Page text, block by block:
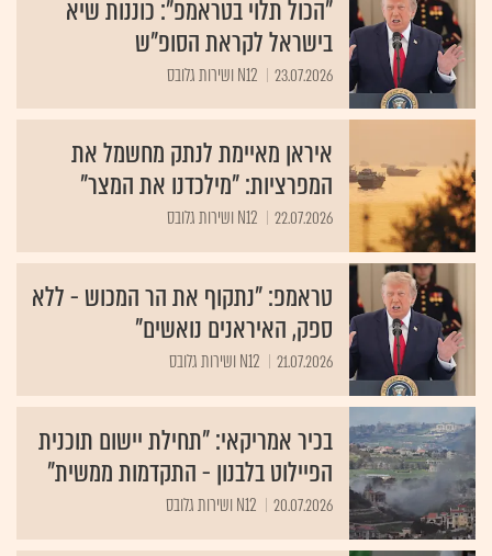
"הכול תלוי בטראמפ": כוננות שיא
בישראל לקראת הסופ"ש
23.07.2026 N12 ושירות גלובס
איראן מאיימת לנתק מחשמל את
המפרציות: "מילכדנו את המצר"
22.07.2026 N12 ושירות גלובס
טראמפ: "נתקוף את הר המכוש - ללא
ספק, האיראנים נואשים"
21.07.2026 N12 ושירות גלובס
בכיר אמריקאי: "תחילת יישום תוכנית
הפיילוט בלבנון - התקדמות ממשית"
20.07.2026 N12 ושירות גלובס